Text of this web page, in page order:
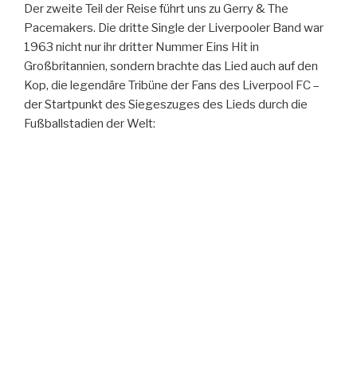
Der zweite Teil der Reise führt uns zu Gerry & The
Pacemakers. Die dritte Single der Liverpooler Band war
1963 nicht nur ihr dritter Nummer Eins Hit in
Großbritannien, sondern brachte das Lied auch auf den
Kop, die legendäre Tribüne der Fans des Liverpool FC –
der Startpunkt des Siegeszuges des Lieds durch die
Fußballstadien der Welt: